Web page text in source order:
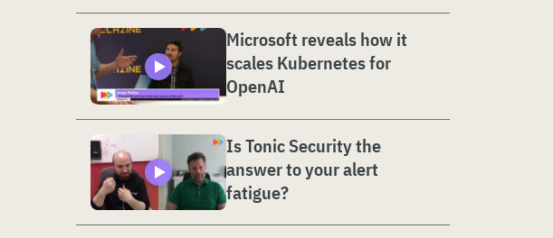
Microsoft reveals how it
scales Kubernetes for
OpenAI
Is Tonic Security the
answer to your alert
fatigue?